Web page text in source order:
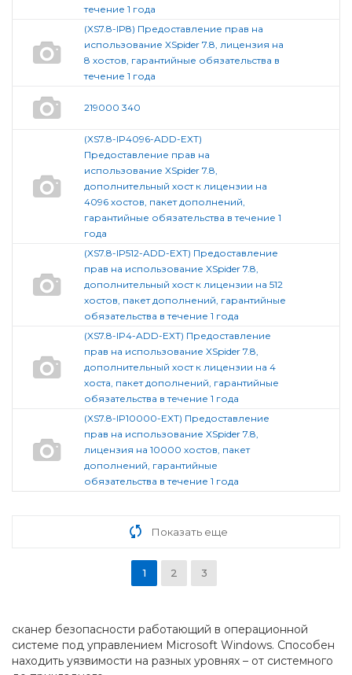
течение 1 года
(XS7.8-IP8) Предоставление прав на
использование XSpider 7.8, лицензия на
8 хостов, гарантийные обязательства в
течение 1 года
219000 340
(XS7.8-IP4096-ADD-EXT)
Предоставление прав на
использование XSpider 7.8,
дополнительный хост к лицензии на
4096 хостов, пакет дополнений,
гарантийные обязательства в течение 1
года
(XS7.8-IP512-ADD-EXT) Предоставление
прав на использование XSpider 7.8,
дополнительный хост к лицензии на 512
хостов, пакет дополнений, гарантийные
обязательства в течение 1 года
(XS7.8-IP4-ADD-EXT) Предоставление
прав на использование XSpider 7.8,
дополнительный хост к лицензии на 4
хоста, пакет дополнений, гарантийные
обязательства в течение 1 года
(XS7.8-IP10000-EXT) Предоставление
прав на использование XSpider 7.8,
лицензия на 10000 хостов, пакет
дополнений, гарантийные
обязательства в течение 1 года
Показать еще
1 2 3
сканер безопасности работающий в операционной
системе под управлением Microsoft Windows. Способен
находить уязвимости на разных уровнях – от системного